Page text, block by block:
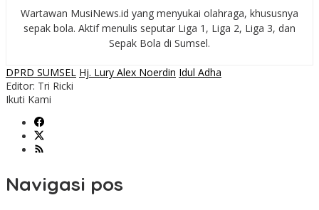
Wartawan MusiNews.id yang menyukai olahraga, khususnya
sepak bola. Aktif menulis seputar Liga 1, Liga 2, Liga 3, dan
Sepak Bola di Sumsel.
DPRD SUMSEL Hj. Lury Alex Noerdin Idul Adha
Editor: Tri Ricki
Ikuti Kami
Navigasi pos